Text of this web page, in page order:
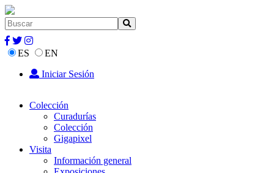
ES
EN
Iniciar Sesión
Colección
Curadurías
Colección
Gigapixel
Visita
Información general